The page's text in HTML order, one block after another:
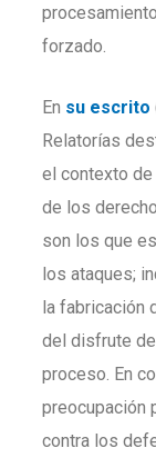
forzado.
En su escrito
Relatorías
el contexto
de los
son los que
los ataques;
la fabricación
del disfrute
proceso. En
preocupación
contra los